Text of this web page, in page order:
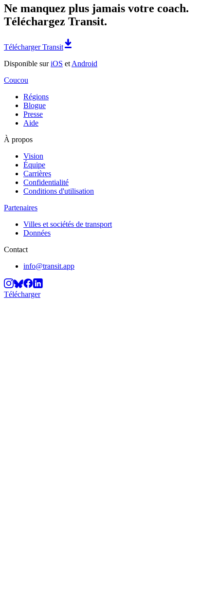
Ne manquez plus jamais votre coach.
Téléchargez Transit.
Télécharger Transit
Disponible suriOS et Android
Coucou
Régions
Blogue
Presse
Aide
À propos
Vision
Équipe
Carrières
Confidentialité
Conditions d'utilisation
Partenaires
Villes et sociétés de transport
Données
Contact
info@transit.app
Télécharger